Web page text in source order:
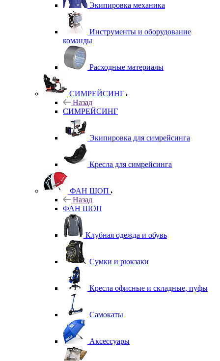
Экипировка механика
Инструменты и оборудование
команды
Расходные материалы
СИМРЕЙСИНГ
Назад
СИМРЕЙСИНГ
Экипировка для симрейсинга
Кресла для симрейсинга
ФАН ШОП
Назад
ФАН ШОП
Клубная одежда и обувь
Сумки и рюкзаки
Кресла офисные и складные, пуфы
Самокаты
Аксессуары